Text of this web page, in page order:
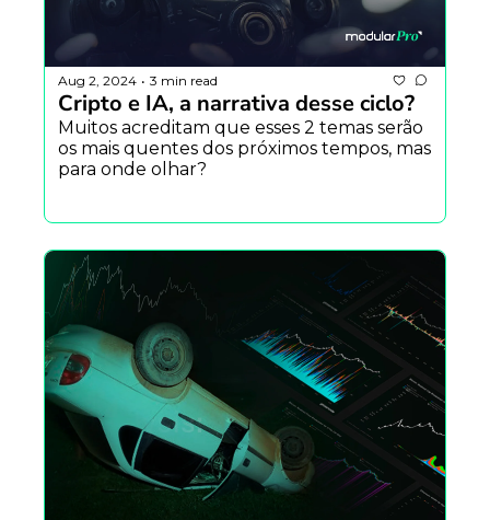
Aug 2, 2024 • 3 min read
Muitos acreditam que esses 2 temas serão
os mais quentes dos próximos tempos, mas